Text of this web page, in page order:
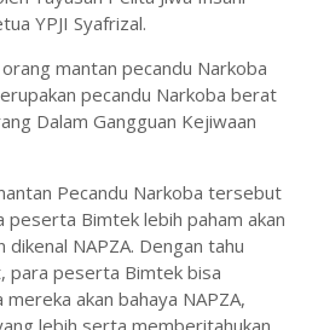
YPJI Syafrizal.
mantan pecandu Narkoba
pecandu Narkoba berat
Dalam Gangguan Kejiwaan
Pecandu Narkoba tersebut
peserta Bimtek lebih paham akan
NAPZA. Dengan tahu
para peserta Bimtek bisa
akan bahaya NAPZA,
lebih serta memberitahukan